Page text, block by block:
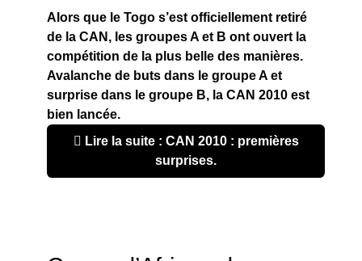
Alors que le Togo s’est officiellement retiré
de la CAN, les groupes A et B ont ouvert la
compétition de la plus belle des manières.
Avalanche de buts dans le groupe A et
surprise dans le groupe B, la CAN 2010 est
bien lancée.
Lire la suite : CAN 2010 : premières
surprises.